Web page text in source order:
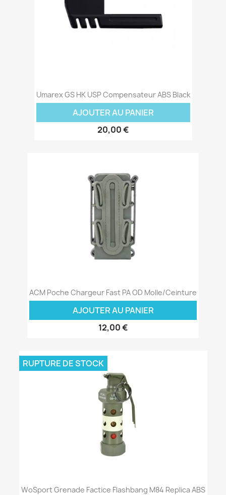
Umarex GS HK USP Compensateur ABS Black
AJOUTER AU PANIER
20,00 €
ACM Poche Chargeur Fast PA OD Molle/Ceinture
AJOUTER AU PANIER
12,00 €
WoSport Grenade Factice Flashbang M84 Replica ABS
RUPTURE DE STOCK